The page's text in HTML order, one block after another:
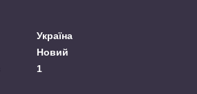
Україна
Новий
1